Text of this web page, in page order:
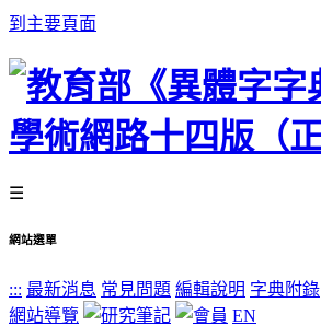
到主要頁面
☰
網站選單
::: 最新消息 常見問題 編輯說明 字典附錄
網站導覽
EN